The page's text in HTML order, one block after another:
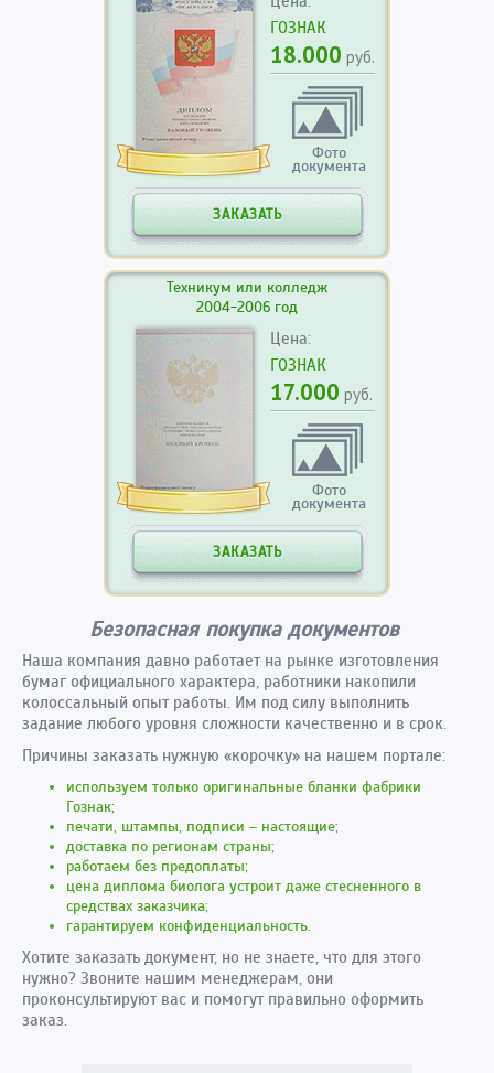
ГОЗНАК
18.000 руб.
Фото
документа
ЗАКАЗАТЬ
Техникум или колледж
2004-2006 год
Цена:
ГОЗНАК
17.000 руб.
Фото
документа
ЗАКАЗАТЬ
Безопасная покупка документов
Наша компания давно работает на рынке изготовления
бумаг официального характера, работники накопили
колоссальный опыт работы. Им под силу выполнить
задание любого уровня сложности качественно и в срок.
Причины заказать нужную «корочку» на нашем портале:
используем только оригинальные бланки фабрики
Гознак;
печати, штампы, подписи – настоящие;
доставка по регионам страны;
работаем без предоплаты;
цена диплома биолога устроит даже стесненного в
средствах заказчика;
гарантируем конфиденциальность.
Хотите заказать документ, но не знаете, что для этого
нужно? Звоните нашим менеджерам, они
проконсультируют вас и помогут правильно оформить
заказ.